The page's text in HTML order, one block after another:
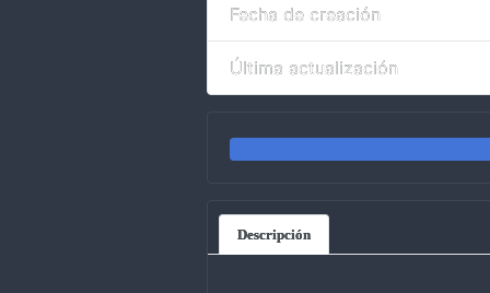
Fecha de creación
Última actualización
Descripción